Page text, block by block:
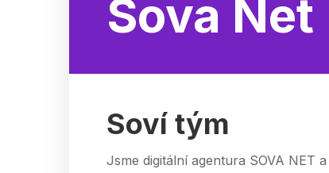
Sova Net
Soví tým
Jsme digitální agentura SOVA NET